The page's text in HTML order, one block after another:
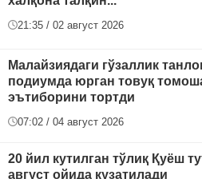
21:35 / 02 август 2026
Малайзиядаги гўзаллик
подиумда юрган товуқ
эътиборини тортди
07:02 / 04 август 2026
20 йил кутилган тўлиқ Қуёш
август ойида кузатилади